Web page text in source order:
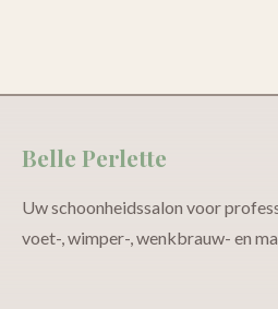
Belle Perlette
Uw schoonheidssalon voor
voet-, wimper-, wenkbrauw- en